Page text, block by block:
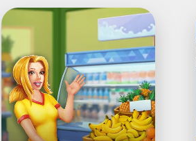
ォ
ー
ム
パ
ズ
ル
Supermarket
Mania®
-
マ
ッ
チ
3：
興
奮